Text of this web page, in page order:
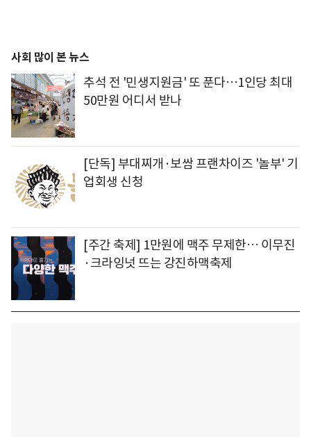
사회 많이 본 뉴스
추석 전 '민생지원금' 또 푼다…1인당 최대
50만원 어디서 받나
[단독] 부대찌개·보쌈 프랜차이즈 '놀부' 기
업회생 신청
[주간 축제] 1만원에 맥주 무제한… 이무진
·크라잉넛 뜨는 강진하맥축제